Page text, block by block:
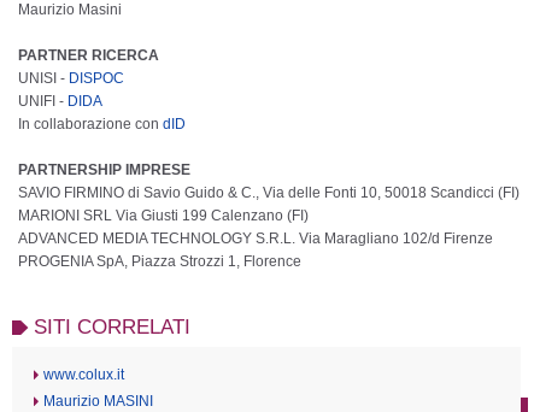
Maurizio Masini
PARTNER RICERCA
UNISI - DISPOC
UNIFI - DIDA
In collaborazione con dID
PARTNERSHIP IMPRESE
SAVIO FIRMINO di Savio Guido & C., Via delle Fonti 10, 50018 Scandicci (FI)
MARIONI SRL Via Giusti 199 Calenzano (FI)
ADVANCED MEDIA TECHNOLOGY S.R.L. Via Maragliano 102/d Firenze
PROGENIA SpA, Piazza Strozzi 1, Florence
SITI CORRELATI
www.colux.it
Maurizio MASINI